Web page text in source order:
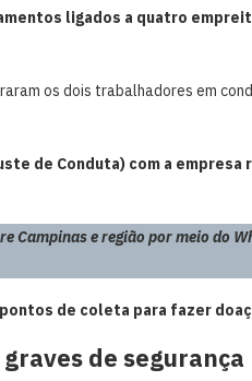
ligados a quatro
os dois trabalhadores em
de Conduta) com a
Campinas e região por meio do
pontos de coleta para fazer
de segurança